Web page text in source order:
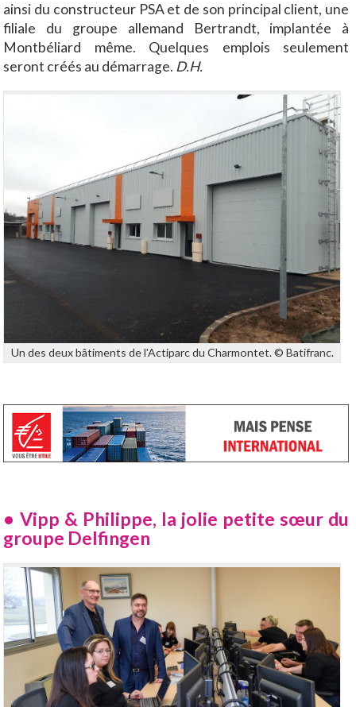
ainsi du constructeur PSA et de son principal client, une
filiale du groupe allemand Bertrandt, implantée à
Montbéliard même. Quelques emplois seulement
seront créés au démarrage. D.H.
Un des deux bâtiments de l'Actiparc du Charmontet. © Batifranc.
• Vipp & Philippe, la jolie petite sœur du
groupe Delfingen